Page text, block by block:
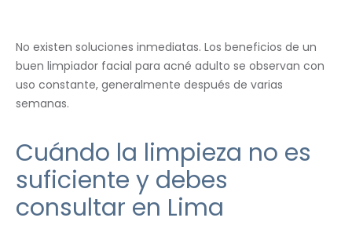
No existen soluciones inmediatas. Los beneficios de un
buen limpiador facial para acné adulto se observan con
uso constante, generalmente después de varias
semanas.
Cuándo la limpieza no es
suficiente y debes
consultar en Lima